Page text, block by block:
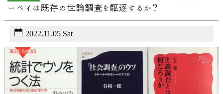
ーベイは既存の世論調査を駆逐するか？
2022.11.05 Sat